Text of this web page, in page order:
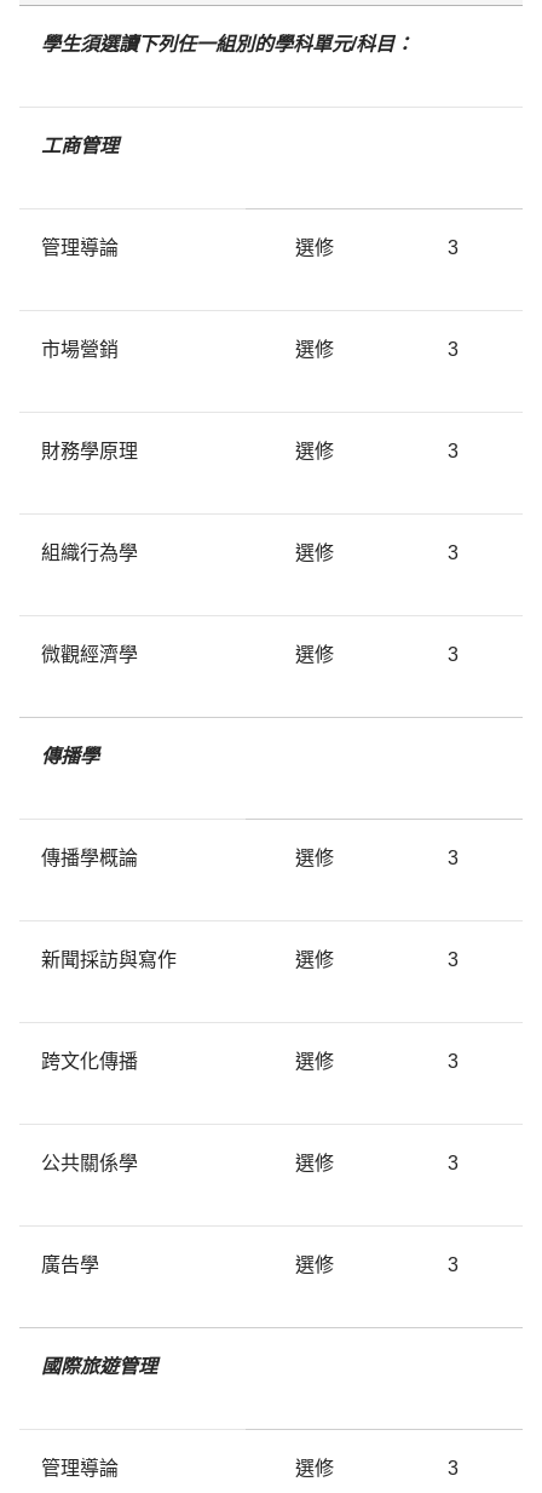
學生須選讀下列任一組別的學科單元/科目：
工商管理
管理導論 選修 3
市場營銷 選修 3
財務學原理 選修 3
組織行為學 選修 3
微觀經濟學 選修 3
傳播學
傳播學概論 選修 3
新聞採訪與寫作 選修 3
跨文化傳播 選修 3
公共關係學 選修 3
廣告學 選修 3
國際旅遊管理
管理導論 選修 3